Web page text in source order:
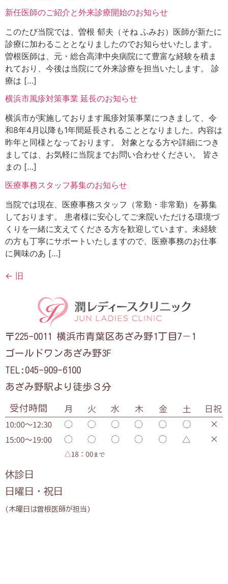
新任医師のご紹介と外来診療開始のお知らせ
このたび当院では、曽根 郁夫（そね ふみお）医師が新たに
診療に加わることとなりましたのでお知らせいたします。
曽根医師は、元・総合高津中央病院にて豊富な経験を積ま
れており、今後は当院にて外来診療を担当いたします。 診
療は […]
横浜市風疹対策事業 延長のお知らせ
横浜市が実施しております風疹対策事業につきまして、令
和8年4月以降も1年間延長されることとなりました。内容は
昨年と同様となっております。 対象となる方や詳細につき
ましては、お気軽に当院までお問い合わせください。 皆さ
まの […]
医療事務スタッフ募集のお知らせ
当院では現在、医療事務スタッフ（常勤・非常勤）を募集
しております。 患者様に安心してご来院いただける環境づ
くりを一緒に支えてくださる方を歓迎しています。未経験
の方も丁寧にサポートいたしますので、医療事務のお仕事
に興味のあ […]
← 旧
〒225-0011 横浜市青葉区あざみ野1丁目7－1
ゴールドワンあざみ野3F
TEL:045-909-6100
あざみ野駅より徒歩３分
休診日
日曜日・祝日
(木曜日は曽根医師が担当)